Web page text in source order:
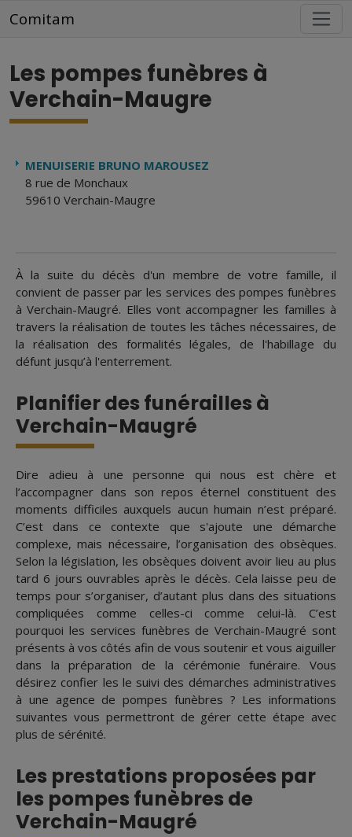
Comitam
Les pompes funèbres à
Verchain-Maugre
À la suite du décès d'un membre de votre famille, il
convient de passer par les services des pompes funèbres
à Verchain-Maugré. Elles vont accompagner les familles à
travers la réalisation de toutes les tâches nécessaires, de
la réalisation des formalités légales, de l'habillage du
défunt jusqu’à l'enterrement.
Planifier des funérailles à
Verchain-Maugré
Dire adieu à une personne qui nous est chère et
l’accompagner dans son repos éternel constituent des
moments difficiles auxquels aucun humain n’est préparé.
C’est dans ce contexte que s'ajoute une démarche
complexe, mais nécessaire, l’organisation des obsèques.
Selon la législation, les obsèques doivent avoir lieu au plus
tard 6 jours ouvrables après le décès. Cela laisse peu de
temps pour s’organiser, d’autant plus dans des situations
compliquées comme celles-ci comme celui-là. C’est
pourquoi les services funèbres de Verchain-Maugré sont
présents à vos côtés afin de vous soutenir et vous aiguiller
dans la préparation de la cérémonie funéraire. Vous
désirez confier les le suivi des démarches administratives
à une agence de pompes funèbres ? Les informations
suivantes vous permettront de gérer cette étape avec
plus de sérénité.
Les prestations proposées par
les pompes funèbres de
Verchain-Maugré
MENUISERIE BRUNO MAROUSEZ
8 rue de Monchaux
59610 Verchain-Maugre